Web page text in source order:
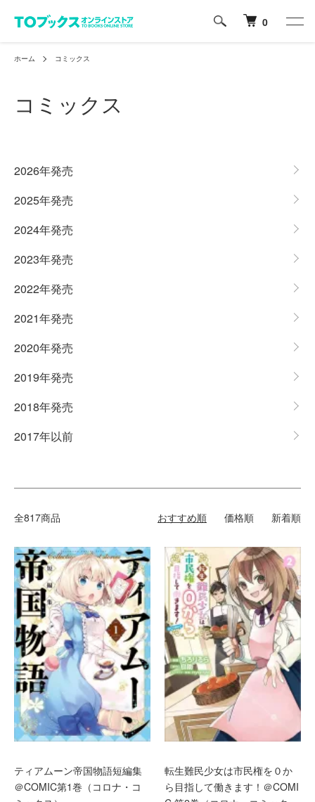
0
ホーム コミックス
コミックス
2026年発売
2025年発売
2024年発売
2023年発売
2022年発売
2021年発売
2020年発売
2019年発売
2018年発売
2017年以前
全817商品 おすすめ順 価格順 新着順
ティアムーン帝国物語短編集
＠COMIC第1巻（コロナ・コ
転生難民少女は市民権を０か
ら目指して働きます！＠COMI